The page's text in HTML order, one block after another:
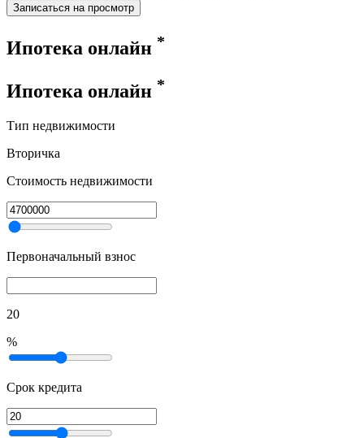
Записаться на просмотр
Ипотека онлайн *
Ипотека онлайн *
Тип недвижимости
Вторичка
Стоимость недвижимости
Первоначальный взнос
20
%
Срок кредита